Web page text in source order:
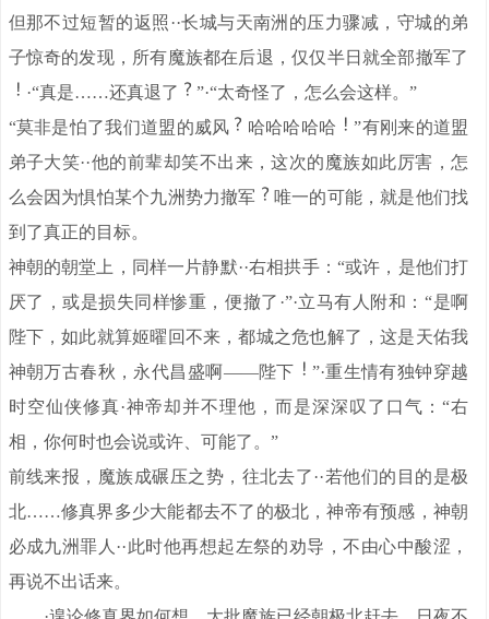
但那不过短暂的返照··长城与天南洲的压力骤减，守城的弟
子惊奇的发现，所有魔族都在后退，仅仅半日就全部撤军了
·“真是……还真退了
”·“太奇怪了，怎么会这样。”
“莫非是怕了我们道盟的威风
哈哈哈哈哈
”有刚来的道盟
弟子大笑··他的前辈却笑不出来，这次的魔族如此厉害，怎
么会因为惧怕某个九洲势力撤军
唯一的可能，就是他们找
到了真正的目标。
神朝的朝堂上，同样一片静默··右相拱手：“或许，是他们打
厌了，或是损失同样惨重，便撤了·”·立马有人附和：“是啊
陛下，如此就算姬曜回不来，都城之危也解了，这是天佑我
神朝万古春秋，永代昌盛啊——陛下
”·重生情有独钟穿越
时空仙侠修真·神帝却并不理他，而是深深叹了口气：“右
相，你何时也会说或许、可能了。”
前线来报，魔族成碾压之势，往北去了··若他们的目的是极
北……修真界多少大能都去不了的极北，神帝有预感，神朝
必成九洲罪人··此时他再想起左祭的劝导，不由心中酸涩，
再说不出话来。